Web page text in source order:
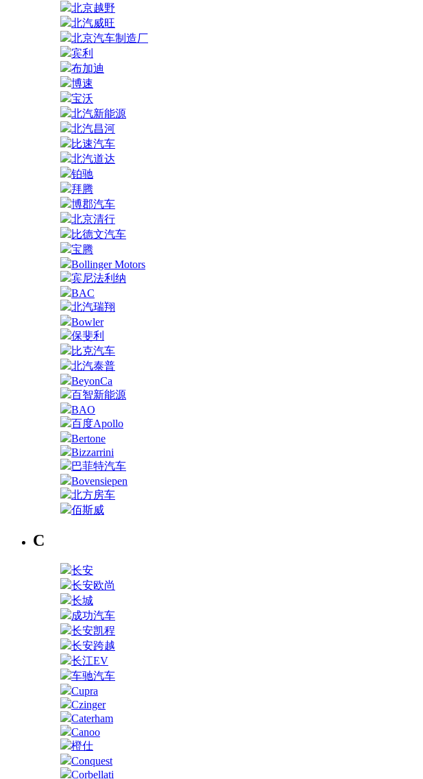
北京越野
北汽威旺
北京汽车制造厂
宾利
布加迪
博速
宝沃
北汽新能源
北汽昌河
比速汽车
北汽道达
铂驰
拜腾
博郡汽车
北京清行
比德文汽车
宝腾
Bollinger Motors
宾尼法利纳
BAC
北汽瑞翔
Bowler
保斐利
比克汽车
北汽泰普
BeyonCa
百智新能源
BAO
百度Apollo
Bertone
Bizzarrini
巴菲特汽车
Bovensiepen
北方房车
佰斯威
C
长安
长安欧尚
长城
成功汽车
长安凯程
长安跨越
长江EV
车驰汽车
Cupra
Czinger
Caterham
Canoo
橙仕
Conquest
Corbellati